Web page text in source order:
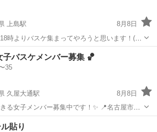
上島駅
8月8日
時よりバスケ集まってやろうと思います！(19
まり次第ゲームやってきたいです！) 以前投稿
ません！仕様がわからないもんで！ 参加費
島駅 バスケットボール
子バスケメンバー募集 🏀
35
久屋大通駅
8月8日
メンバー募集中です！✨ 📍名古屋市内
験者・初心者どちらも大歓迎！ 🌸「久しぶり
大会志向ではなく、 楽
久屋大通駅
貼り